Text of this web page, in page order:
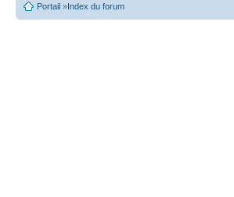
Portail »Index du forum